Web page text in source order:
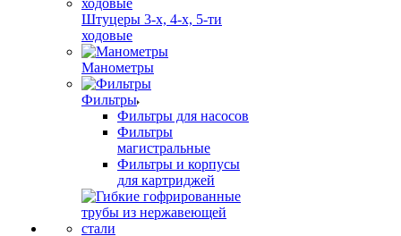
Штуцеры 3-х, 4-х, 5-ти
ходовые
Манометры
Фильтры
Фильтры для насосов
Фильтры
магистральные
Фильтры и корпусы
для картриджей